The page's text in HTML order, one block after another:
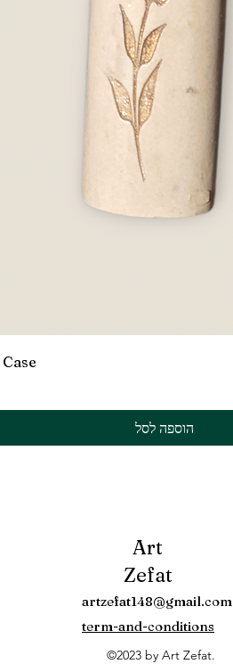
הוספה לסל
Art
Zefat
artzefat148@gmail.com
term-and-conditions
©2023 by Art Zefat.